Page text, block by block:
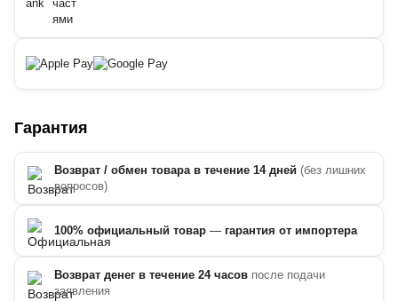
Гарантия
Возврат / обмен товара в течение 14 дней (без лишних
вопросов)
100% официальный товар — гарантия от импортера
Возврат денег в течение 24 часов после подачи
заявления